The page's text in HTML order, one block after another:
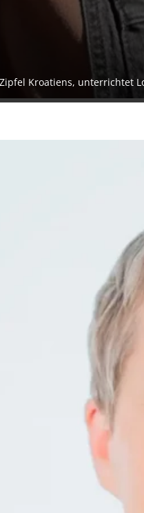
Kroatiens, unterrichtet